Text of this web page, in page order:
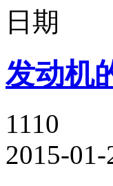
日期
发动机
1110
2015-01-